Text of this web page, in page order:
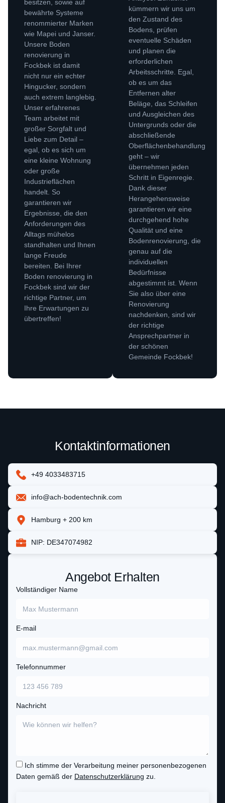
kümmern wir uns um
den Zustand des
Bodens, prüfen
eventuelle Schäden
und planen die
erforderlichen
Arbeitsschritte. Egal,
ob es um das
Entfernen alter
Beläge, das Schleifen
und Ausgleichen des
Untergrunds oder die
abschließende
Oberflächenbehandlung
geht – wir
übernehmen jeden
Schritt in Eigenregie.
Dank dieser
Herangehensweise
garantieren wir eine
durchgehend hohe
Qualität und eine
Bodenrenovierung, die
genau auf die
individuellen
Bedürfnisse
abgestimmt ist. Wenn
Sie also über eine
Renovierung
nachdenken, sind wir
der richtige
Ansprechpartner in
der schönen
Gemeinde Fockbek!
besitzen, sowie auf
bewährte Systeme
renommierter Marken
wie Mapei und Janser.
Unsere Boden
renovierung in
Fockbek ist damit
nicht nur ein echter
Hingucker, sondern
auch extrem langlebig.
Unser erfahrenes
Team arbeitet mit
großer Sorgfalt und
Liebe zum Detail –
egal, ob es sich um
eine kleine Wohnung
oder große
Industrieflächen
handelt. So
garantieren wir
Ergebnisse, die den
Anforderungen des
Alltags mühelos
standhalten und Ihnen
lange Freude
bereiten. Bei Ihrer
Boden renovierung in
Fockbek sind wir der
richtige Partner, um
Ihre Erwartungen zu
übertreffen!
Angebot Erhalten
Vollständiger Name
E-mail
Telefonnummer
Nachricht
Ich stimme der Verarbeitung meiner personenbezogenen
Daten gemäß der Datenschutzerklärung zu.
Kontaktinformationen
+49 4033483715
info@ach-bodentechnik.com
Hamburg + 200 km
NIP: DE347074982